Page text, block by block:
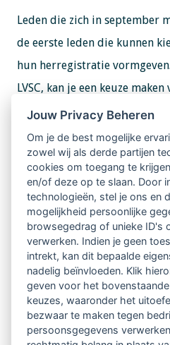
Leden die zich in september
de eerste leden die kunnen
hun herregistratie
LVSC, kan je een keuze
herregistreren.
Door deze nieuwe manier
LVSC nog beter aan te
het werkveld waarin de leden
Bekijk voor meer informatie
www.lvsc.eu/
Jouw Privacy Beheren
Om je de best mogelijke
zowel wij als derde partijen
cookies om toegang te
en/of deze op te slaan. Door
technologieën, stel je ons en
mogelijkheid persoonlijke
browsegedrag of unieke ID's
verwerken. Indien je geen
intrekt, kan dit bepaalde
nadelig beïnvloeden. Klik
geven voor het
keuzes, waaronder het
bezwaar te maken tegen
persoonsgegevens